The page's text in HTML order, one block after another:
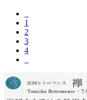
1
2
3
4